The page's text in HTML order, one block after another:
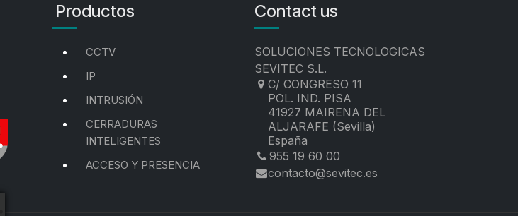
Productos
CCTV
IP
INTRUSIÓN
CERRADURAS
INTELIGENTES
ACCESO Y PRESENCIA
Contact us
SOLUCIONES TECNOLOGICAS
SEVITEC S.L.
C/ CONGRESO 11
POL. IND. PISA
41927 MAIRENA DEL
ALJARAFE (Sevilla)
España
955 19 60 00
contacto@sevitec.es